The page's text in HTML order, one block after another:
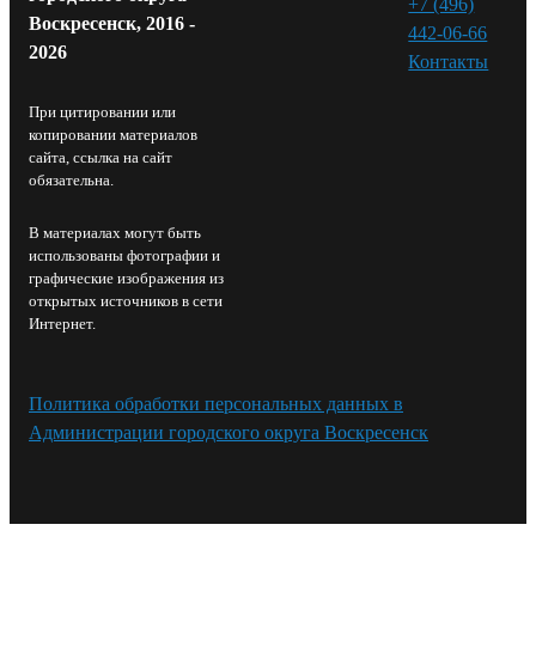
Воскресенск, 2016 -
2026
При цитировании или
копировании материалов
сайта, ссылка на сайт
обязательна.
В материалах могут быть
использованы фотографии и
графические изображения из
открытых источников в сети
Интернет.
442-06-66
Контакты⁠
Политика обработки персональных данных в
Администрации городского округа Воскресенск